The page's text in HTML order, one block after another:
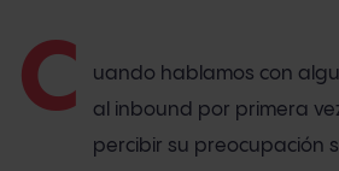
C
uando hablamos con
al inbound por primera
percibir su preocupación